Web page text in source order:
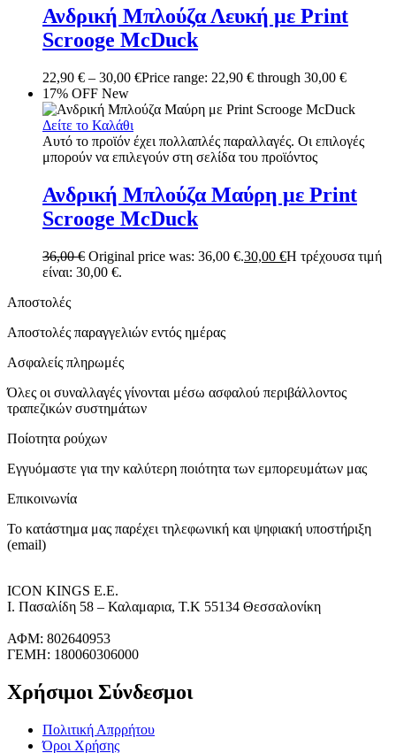
Ανδρική Μπλούζα Λευκή με Print
Scrooge McDuck
22,90 € – 30,00 €Price range: 22,90 € through 30,00 €
17% OFF New
Δείτε το Καλάθι
Αυτό το προϊόν έχει πολλαπλές παραλλαγές. Οι επιλογές
μπορούν να επιλεγούν στη σελίδα του προϊόντος
Ανδρική Μπλούζα Μαύρη με Print
Scrooge McDuck
36,00€ Original price was: 36,00 €.30,00 €Η τρέχουσα τιμή
είναι: 30,00 €.
Αποστολές
Αποστολές παραγγελιών εντός ημέρας
Ασφαλείς πληρωμές
Όλες οι συναλλαγές γίνονται μέσω ασφαλού περιβάλλοντος
τραπεζικών συστημάτων
Ποίοτητα ρούχων
Εγγυόμαστε για την καλύτερη ποιότητα των εμπορευμάτων μας
Επικοινωνία
Το κατάστημα μας παρέχει τηλεφωνική και ψηφιακή υποστήριξη
(email)
ICON KINGS Ε.Ε.
Ι. Πασαλίδη 58 – Καλαμαρια, Τ.Κ 55134 Θεσσαλονίκη
ΑΦΜ: 802640953
ΓΕΜΗ: 180060306000
Χρήσιμοι Σύνδεσμοι
Πολιτική Απρρήτου
Όροι Χρήσης